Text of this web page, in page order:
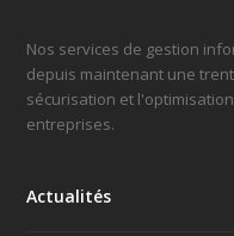
Nos services de gestion
depuis maintenant une
sécurisation et
entreprises.
Actualités